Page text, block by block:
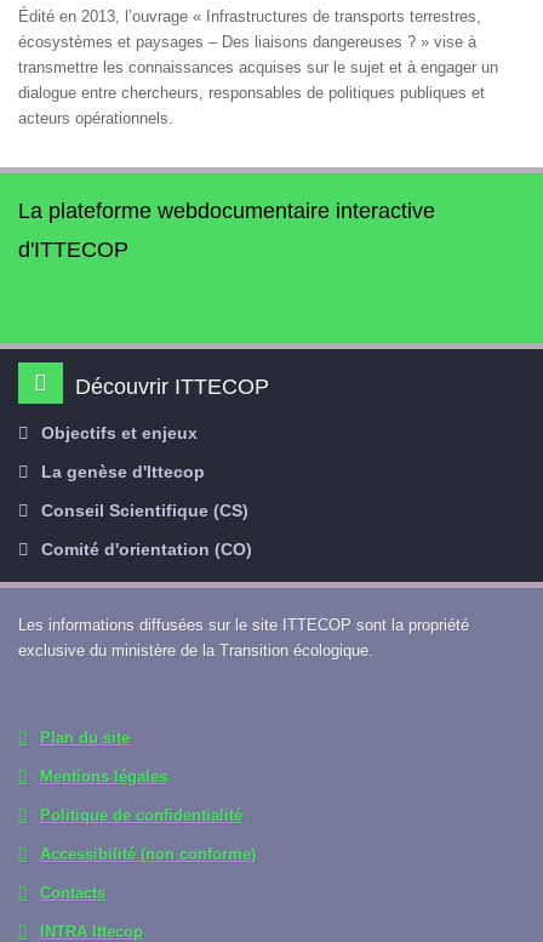
Édité en 2013, l’ouvrage « Infrastructures de transports terrestres,
écosystèmes et paysages – Des liaisons dangereuses ? » vise à
transmettre les connaissances acquises sur le sujet et à engager un
dialogue entre chercheurs, responsables de politiques publiques et
acteurs opérationnels.
La plateforme webdocumentaire interactive
d'ITTECOP
Découvrir ITTECOP
Objectifs et enjeux
La genèse d'Ittecop
Conseil Scientifique (CS)
Comité d'orientation (CO)
Les informations diffusées sur le site ITTECOP sont la propriété
exclusive du ministère de la Transition écologique.
Plan du site
Mentions légales
Politique de confidentialité
Accessibilité (non conforme)
Contacts
INTRA Ittecop